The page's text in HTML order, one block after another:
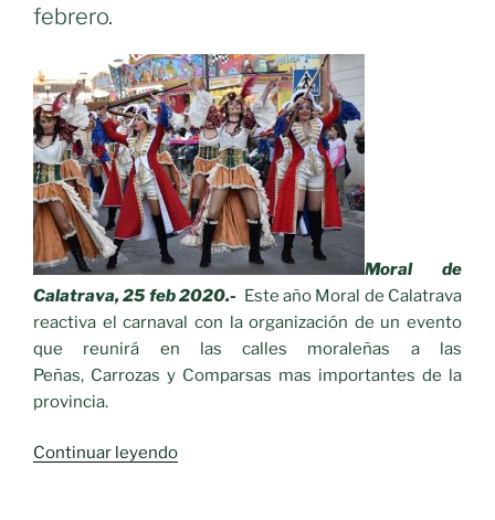
febrero.
Moral de
Calatrava, 25 feb 2020.- Este año Moral de Calatrava
reactiva el carnaval con la organización de un evento
que reunirá en las calles moraleñas a las
Peñas, Carrozas y Comparsas mas importantes de la
provincia.
Continuar leyendo«Primer Pasacalles